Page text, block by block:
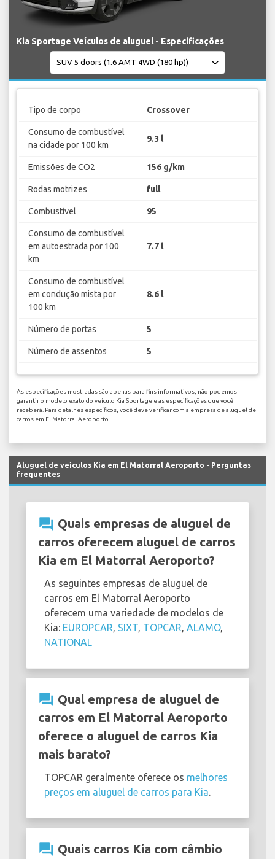
Kia Sportage Veículos de aluguel - Especificações
Tipo de corpo Crossover
Consumo de combustível
na cidade por 100 km
9.3 l
Emissões de CO2 156 g/km
Rodas motrizes full
Combustível 95
Consumo de combustível
em autoestrada por 100
km
7.7 l
Consumo de combustível
em condução mista por
100 km
8.6 l
Número de portas 5
Número de assentos 5
As especificações mostradas são apenas para fins informativos, não podemos
garantir o modelo exato do veículo Kia Sportage e as especificações que você
receberá. Para detalhes específicos, você deve verificar com a empresa de aluguel de
carros em El Matorral Aeroporto.
Aluguel de veículos Kia em El Matorral Aeroporto - Perguntas
frequentes
question_answer Quais empresas de aluguel de
carros oferecem aluguel de carros
Kia em El Matorral Aeroporto?
As seguintes empresas de aluguel de
carros em El Matorral Aeroporto
oferecem uma variedade de modelos de
Kia: EUROPCAR SIXT TOPCAR ALAMO,
NATIONAL
question_answer Qual empresa de aluguel de
carros em El Matorral Aeroporto
oferece o aluguel de carros Kia
mais barato?
TOPCAR geralmente oferece os melhores
preços em aluguel de carros para Kia
question_answer Quais carros Kia com câmbio